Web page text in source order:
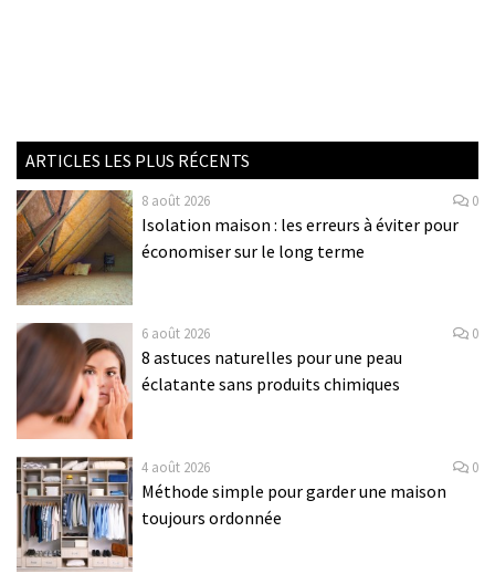
ARTICLES LES PLUS RÉCENTS
8 août 2026 0
Isolation maison : les erreurs à éviter pour
économiser sur le long terme
6 août 2026 0
8 astuces naturelles pour une peau
éclatante sans produits chimiques
4 août 2026 0
Méthode simple pour garder une maison
toujours ordonnée